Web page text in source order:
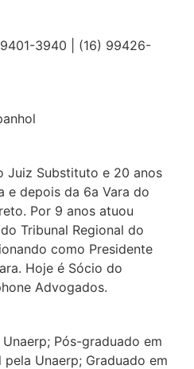
3940 | (16) 99426-
Juiz Substituto e 20 anos
e depois da 6a Vara do
Por 9 anos atuou
Tribunal Regional do
como Presidente
Hoje é Sócio do
Advogados.
Pós-graduado em
Unaerp; Graduado em